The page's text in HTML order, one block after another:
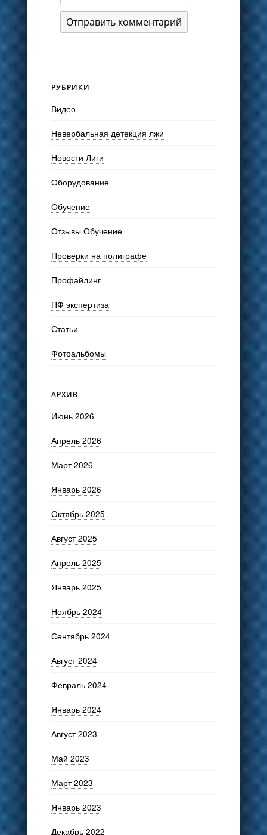
РУБРИКИ
Видео
Невербальная детекция лжи
Новости Лиги
Оборудование
Обучение
Отзывы Обучение
Проверки на полиграфе
Профайлинг
ПФ экспертиза
Статьи
Фотоальбомы
АРХИВ
Июнь 2026
Апрель 2026
Март 2026
Январь 2026
Октябрь 2025
Август 2025
Апрель 2025
Январь 2025
Ноябрь 2024
Сентябрь 2024
Август 2024
Февраль 2024
Январь 2024
Август 2023
Май 2023
Март 2023
Январь 2023
Декабрь 2022